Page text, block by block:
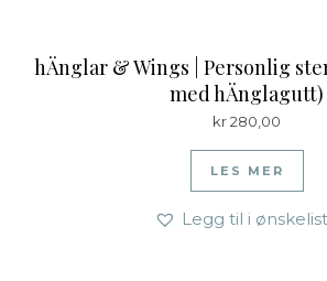
hÄnglar & Wings | Personlig
med hÄnglagutt)
kr280,00
LES MER
Legg til i